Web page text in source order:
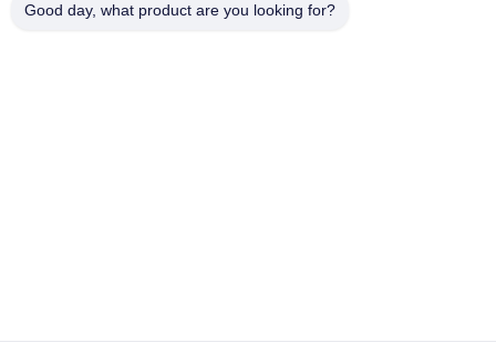
Good day, what product are you looking for?